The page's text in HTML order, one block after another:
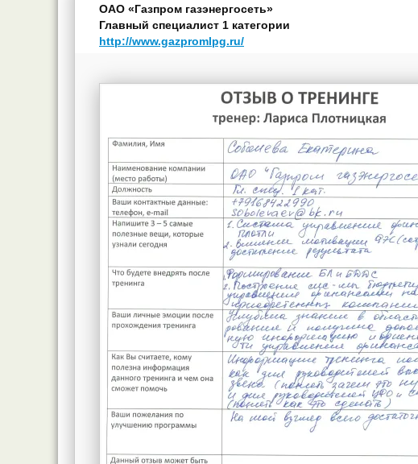
ОАО «Газпром газэнергосеть»
Главный специалист 1 категории
http://www.gazpromlpg.ru/